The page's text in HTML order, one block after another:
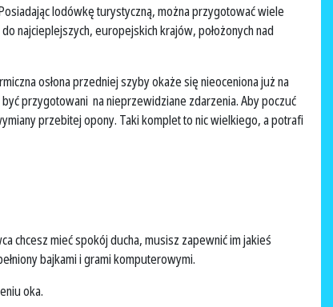
lodówkę turystyczną, można przygotować wiele
najcieplejszych, europejskich krajów, położonych nad
osłona przedniej szyby okaże się nieoceniona już na
przygotowani na nieprzewidziane zdarzenia. Aby poczuć
przebitej opony. Taki komplet to nic wielkiego, a potrafi
chcesz mieć spokój ducha, musisz zapewnić im jakieś
bajkami i grami komputerowymi.
oka.